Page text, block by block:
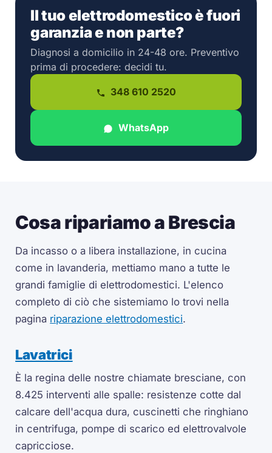
Il tuo elettrodomestico è fuori
garanzia e non parte?
Diagnosi a domicilio in 24-48 ore. Preventivo
prima di procedere: decidi tu.
348 610 2520
WhatsApp
Cosa ripariamo a Brescia
Da incasso o a libera installazione, in cucina
come in lavanderia, mettiamo mano a tutte le
grandi famiglie di elettrodomestici. L'elenco
completo di ciò che sistemiamo lo trovi nella
pagina riparazione elettrodomestici.
Lavatrici
È la regina delle nostre chiamate bresciane, con
8.425 interventi alle spalle: resistenze cotte dal
calcare dell'acqua dura, cuscinetti che ringhiano
in centrifuga, pompe di scarico ed elettrovalvole
capricciose.